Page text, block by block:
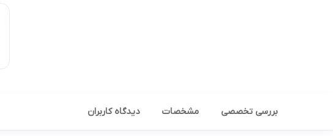
بررسی تخصصی مشخصات دیدگاه کاربران